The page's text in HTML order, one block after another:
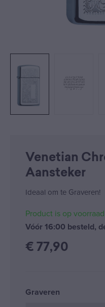
Venetian
Aansteker
Ideaal om te Graveren!
Product is op voorraad
Vóór 16:00 besteld,
€ 77,90
Graveren